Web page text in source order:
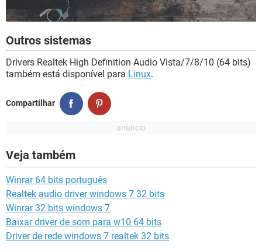
Outros sistemas
Drivers Realtek High Definition Audio Vista/7/8/10 (64 bits)
também está disponível para Linux.
Compartilhar
Veja também
Winrar 64 bits português
Realtek audio driver windows 7 32 bits
Winrar 32 bits windows 7
Baixar driver de som para w10 64 bits
Driver de rede windows 7 realtek 32 bits